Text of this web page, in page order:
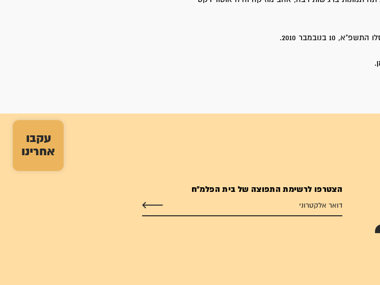
עקבו
אחרינו
בנובמבר 2010.
הצטרפו לרשימת התפוצה של בית הפלמ"ח